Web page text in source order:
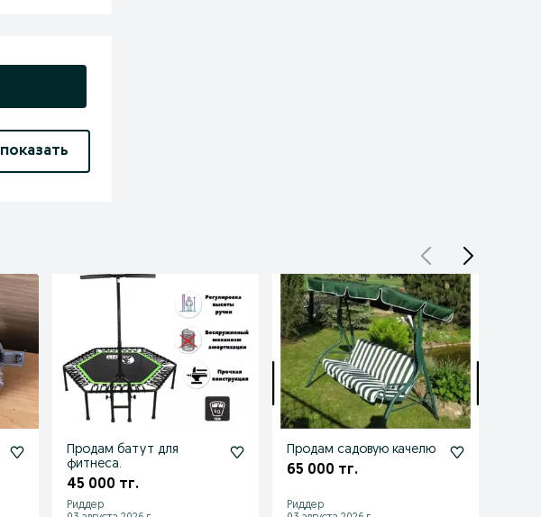
показать
Продам батут для
фитнеса.
45 000 тг.
Риддер
Продам садовую качелю
65 000 тг.
Риддер